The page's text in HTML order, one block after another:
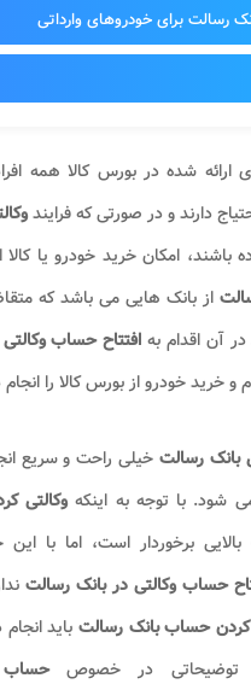
رسالت برای خودروهای وارداتی
ارائه شده در بورس کالا همه
دارند و در صورتی که فرایند
باشند، امکان خرید خودرو یا کالا
از بانک هایی می باشد که
آن اقدام به افتتاح حساب وکالتی
و خرید خودرو از بورس کالا را
بانک رسالت خیلی راحت و سریع
شود. با توجه به اینکهوکالتی
برخوردار است، اما با
حساب وکالتی در بانک رسالت
کردن حساب بانک رسالت باید
توضیحاتی در خصوصحساب